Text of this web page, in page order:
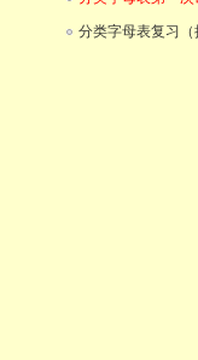
分类字母表复习